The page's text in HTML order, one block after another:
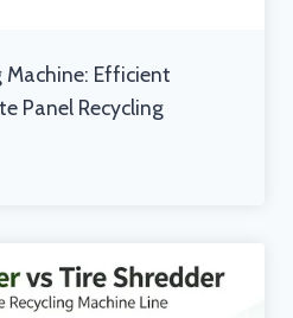
Machine: Efficient
Panel Recycling